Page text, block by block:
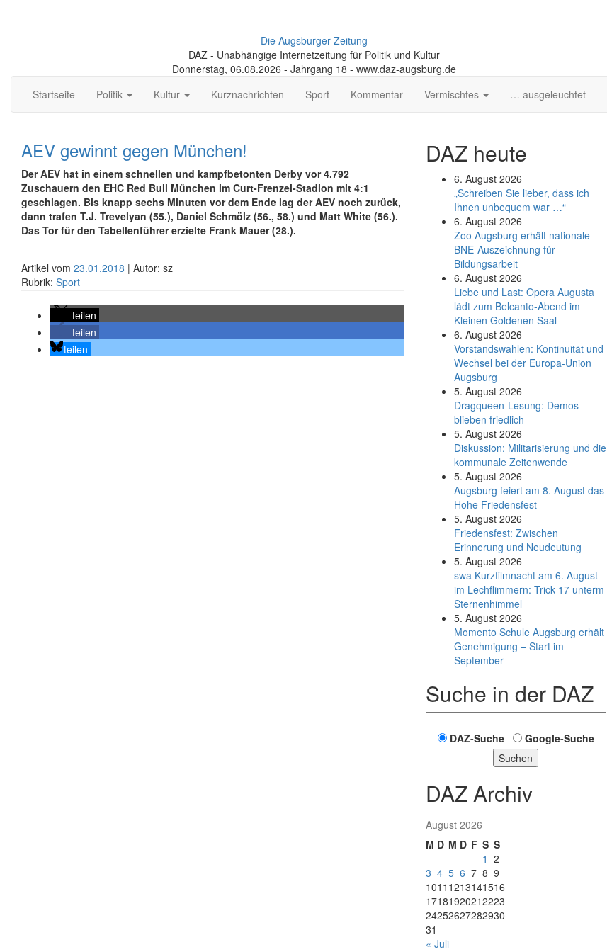
Die Augsburger Zeitung
DAZ - Unabhängige Internetzeitung für Politik und Kultur
Donnerstag, 06.08.2026 - Jahrgang 18 - www.daz-augsburg.de
Startseite
Politik Kultur Kurznachrichten Sport Kommentar Vermischtes … ausgeleuchtet
AEV gewinnt gegen München!
Der AEV hat in einem schnellen und kampfbetonten Derby vor 4.792
Zuschauern den EHC Red Bull München im Curt-Frenzel-Stadion mit 4:1
geschlagen. Bis knapp sechs Minuten vor dem Ende lag der AEV noch zurück,
dann trafen T.J. Trevelyan (55.), Daniel Schmölz (56., 58.) und Matt White (56.).
Das Tor für den Tabellenführer erzielte Frank Mauer (28.).
Artikel vom 23.01.2018 | Autor: sz
Rubrik: Sport
teilen
teilen
teilen
DAZ heute
6. August 2026
„Schreiben Sie lieber, dass ich
Ihnen unbequem war …“
6. August 2026
Zoo Augsburg erhält nationale
BNE-Auszeichnung für
Bildungsarbeit
6. August 2026
Liebe und Last: Opera Augusta
lädt zum Belcanto-Abend im
Kleinen Goldenen Saal
6. August 2026
Vorstandswahlen: Kontinuität und
Wechsel bei der Europa-Union
Augsburg
5. August 2026
Dragqueen-Lesung: Demos
blieben friedlich
5. August 2026
Diskussion: Mi­li­ta­ri­sie­rung und die
kommunale Zeitenwende
5. August 2026
Augsburg feiert am 8. August das
Hohe Friedensfest
5. August 2026
Friedensfest: Zwischen
Erinnerung und Neudeutung
5. August 2026
swa Kurz­film­nacht am 6. August
im Lech­flim­mern: Trick 17 unterm
Sternen­himmel
5. August 2026
Momento Schule Augsburg erhält
Genehmigung – Start im
September
Suche in der DAZ
DAZ-Suche
Google-Suche
Suchen
DAZ Archiv
August 2026
M D M D F S S
1 2
3 4 5 6 7 8 9
1011 1213141516
17181920212223
24252627282930
31
« Juli